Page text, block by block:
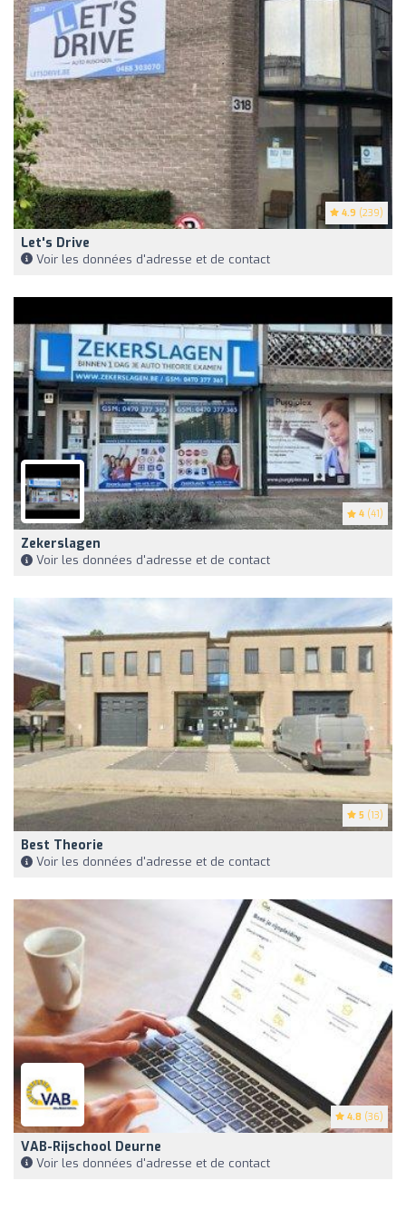
4.9 (239)
Let's Drive
Voir les données d'adresse et de contact
4 (41)
Zekerslagen
Voir les données d'adresse et de contact
5 (13)
Best Theorie
Voir les données d'adresse et de contact
4.8 (36)
VAB-Rijschool Deurne
Voir les données d'adresse et de contact